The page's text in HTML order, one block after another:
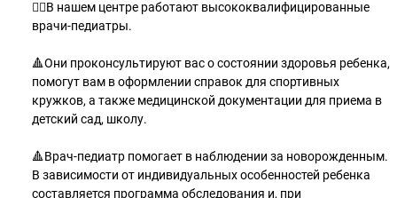
👉🏻В нашем центре работают высококвалифицированные
врачи-педиатры.
🔺Они проконсультируют вас о состоянии здоровья ребенка,
помогут вам в оформлении справок для спортивных
кружков, а также медицинской документации для приема в
детский сад, школу.
🔺Врач-педиатр помогает в наблюдении за новорожденным.
В зависимости от индивидуальных особенностей ребенка
составляется программа обследования и, при